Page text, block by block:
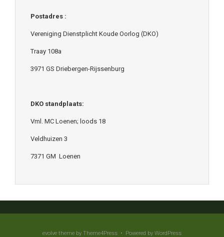
Postadres :
Vereniging Dienstplicht Koude Oorlog (DKO)
Traay 108a
3971 GS Driebergen-Rijssenburg
DKO standplaats:
Vml. MC Loenen; loods 18
Veldhuizen 3
7371 GM Loenen
evolve theme by Theme4Press • Powered by WordPress